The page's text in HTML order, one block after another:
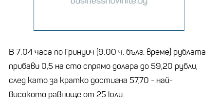
В 7:04 часа по Гринуич (9:00 ч. бълг. време) рублата
прибави 0,5 на сто спрямо долара до 59,20 рубли,
след като за кратко достигна 57,70 - най-
високото равнище от 25 юли.